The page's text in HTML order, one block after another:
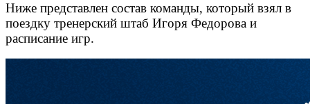
Ниже представлен состав команды, который взял в
поездку тренерский штаб Игоря Федорова и
расписание игр.